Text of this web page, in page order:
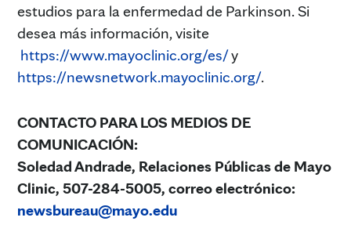
estudios para la enfermedad de Parkinson. Si
desea más información, visite
https://www.mayoclinic.org/es/y
https://newsnetwork.mayoclinic.org/.
CONTACTO PARA LOS MEDIOS DE
COMUNICACIÓN:
Soledad Andrade, Relaciones Públicas de Mayo
Clinic, 507-284-5005, correo electrónico:
newsbureau@mayo.edu